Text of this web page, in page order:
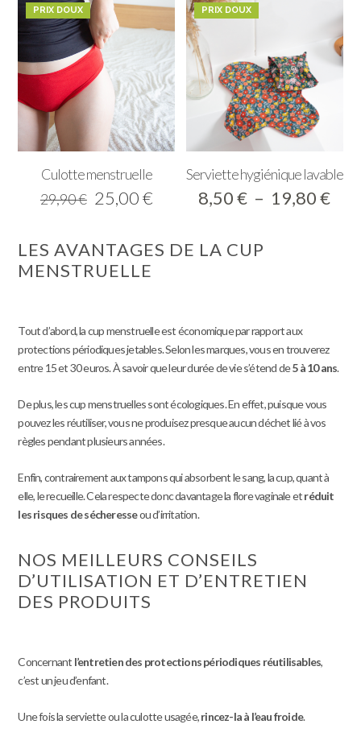
était :
20,00 €.
est :
18,00 €.
PRIX DOUX
Culotte menstruelle
29,90€ Le
était :
29,90 €.
25,00€Le
est :
PRIX DOUX
Serviette hygiénique lavable
8,50€ – 19,80€
LES AVANTAGES DE LA CUP
MENSTRUELLE
Tout d’abord, la cup menstruelle est économique par rapport aux
protections périodiques jetables. Selon les marques, vous en trouverez
entre 15 et 30 euros. À savoir que leur durée de vie s’étend de5 à 10 ans.
De plus, les cup menstruelles sont écologiques. En effet, puisque vous
pouvez les réutiliser, vous ne produisez presque aucun déchet lié à vos
règles pendant plusieurs années.
Enfin, contrairement aux tampons qui absorbent le sang, la cup, quant à
elle, le recueille. Cela respecte donc davantage la flore vaginale etréduit
les risques de sécheresseou d’irritation.
NOS MEILLEURS CONSEILS
D’UTILISATION ET D’ENTRETIEN
DES PRODUITS
Concernant l’entretien des protections périodiques réutilisables,
c’est un jeu d’enfant.
Une fois la serviette ou la culotte usagée,rincez-la à l’eau froide.